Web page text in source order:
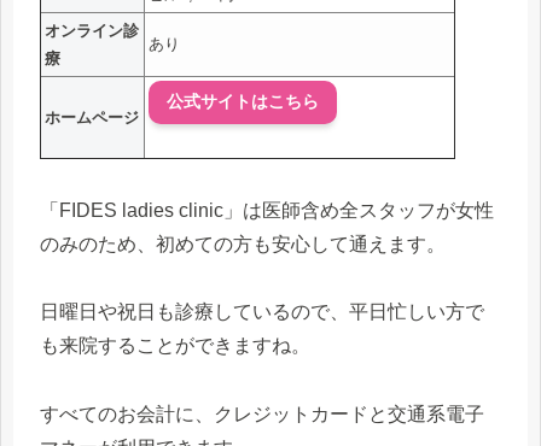
オンライン診
療
あり
ホームページ
公式サイトはこちら
「FIDES ladies clinic」は医師含め全スタッフが女性
のみのため、初めての方も安心して通えます。
日曜日や祝日も診療しているので、平日忙しい方で
も来院することができますね。
すべてのお会計に、クレジットカードと交通系電子